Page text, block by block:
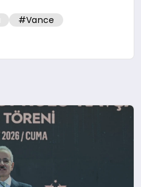
#Vance